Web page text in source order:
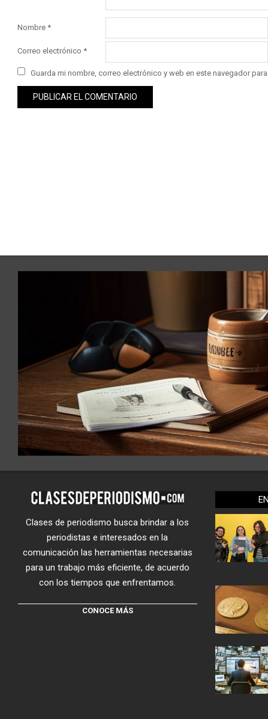
Nombre *
Correo electrónico *
Guarda mi nombre, correo electrónico y web en este navegador
Clases de periodismo busca brindar a los
periodistas e interesados en la
comunicación las herramientas necesarias
para un trabajo más eficiente, de acuerdo
con los tiempos que enfrentamos.
CONOCE MÁS